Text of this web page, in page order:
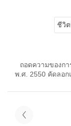
ชีวิ
ถอดความของก
พ.ศ. 2550 คัดลอก